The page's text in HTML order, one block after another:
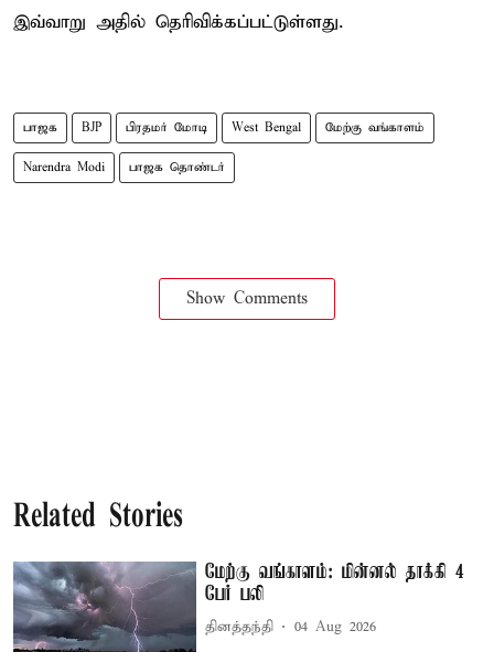
இவ்வாறு அதில் தெரிவிக்கப்பட்டுள்ளது.
பாஜக BJP பிரதமர் மோடி West Bengal மேற்கு வங்காளம்
Narendra Modi பாஜக தொண்டர்
Show Comments
Related Stories
மேற்கு வங்காளம்: மின்னல் தாக்கி 4
பேர் பலி
தினத்தந்தி 04 Aug 2026